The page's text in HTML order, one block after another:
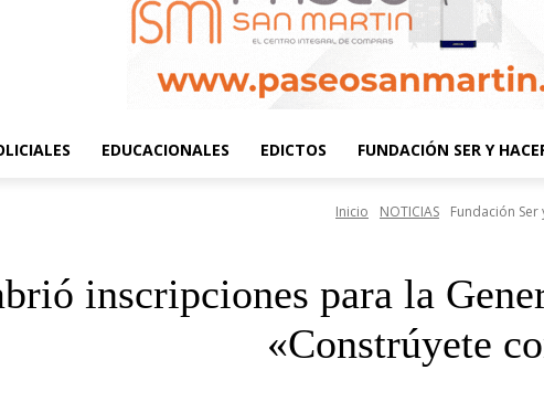
EDUCACIONALES EDICTOS FUNDACIÓN SER Y
Inicio NOTICIAS Fundación
inscripciones para la
«Constrúyete